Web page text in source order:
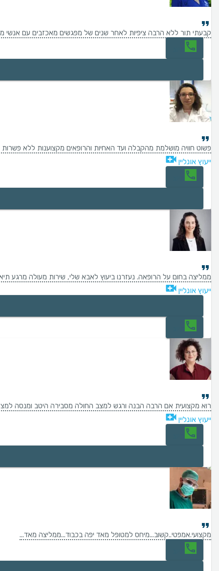
קבעתי תור ללא הרבה ציפיות לאחר שנים של מפגשים מאכזבים עם אנשי
‏פשוט חוויה מושלמת ‏מהקבלה ועד האחיות והרופאים ‏מקצוענות ללא
ייעוץ אונליין
ממליצה בחום על הרופאה. נעזרנו ביעוץ לאבא שלי, שירות מעולה מרגע
ייעוץ אונליין
רוא מקצועית אם הרבה הבנה ורגש למצב החולה מסבירה היטב ומנסה
ייעוץ אונליין
מקצועי.אמפטי..קשוב...מיחס למטופל מאד יפה בכבוד...ממליצה מאד...